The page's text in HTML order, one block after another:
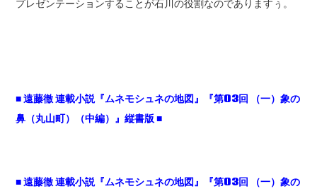
プレゼンテーションすることが石川の役割なのでありますぅ。
■遠藤徹連載小説『ムネモシュネの地図』『第03回
（一）象の
鼻（丸山町）（中編）』縦書版 ■
■遠藤徹連載小説『ムネモシュネの地図』『第03回
（一）象の